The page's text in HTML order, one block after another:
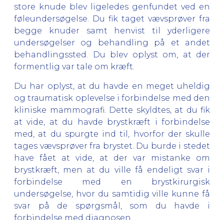
store knude blev ligeledes genfundet ved en
føleundersøgelse. Du fik taget vævsprøver fra
begge knuder samt henvist til yderligere
undersøgelser og behandling på et andet
behandlingssted. Du blev oplyst om, at der
formentlig var tale om kræft.
Du har oplyst, at du havde en meget uheldig
og traumatisk oplevelse i forbindelse med den
kliniske mammografi. Dette skyldtes, at du fik
at vide, at du havde brystkræft i forbindelse
med, at du spurgte ind til, hvorfor der skulle
tages vævsprøver fra brystet. Du burde i stedet
have fået at vide, at der var mistanke om
brystkræft, men at du ville få endeligt svar i
forbindelse med en brystkirurgisk
undersøgelse, hvor du samtidig ville kunne få
svar på de spørgsmål, som du havde i
forbindelse med diagnosen.